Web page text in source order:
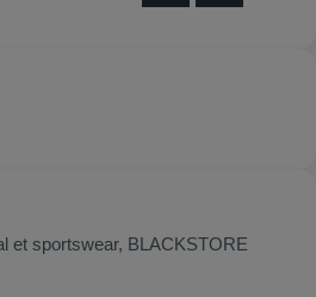
et sportswear, BLACKSTORE